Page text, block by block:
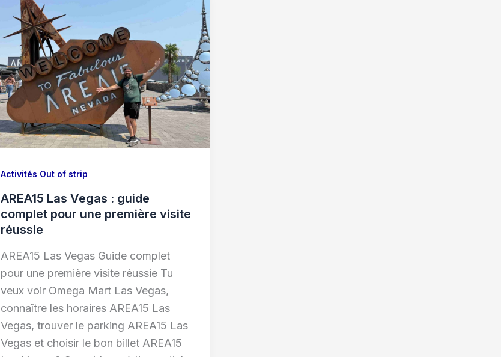
Activités Out of strip
AREA15 Las Vegas : guide
complet pour une première visite
réussie
AREA15 Las Vegas Guide complet
pour une première visite réussie Tu
veux voir Omega Mart Las Vegas,
connaître les horaires AREA15 Las
Vegas, trouver le parking AREA15 Las
Vegas et choisir le bon billet AREA15